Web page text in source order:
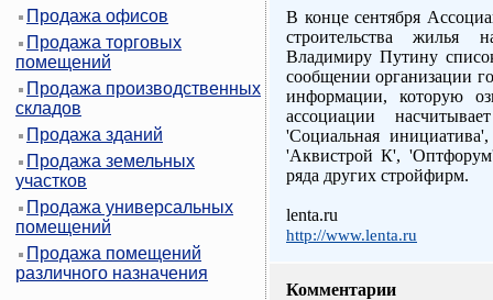
Продажа офисов
Продажа торговых
помещений
Продажа производственных
складов
Продажа зданий
Продажа земельных
участков
Продажа универсальных
помещений
Продажа помещений
различного назначения
В конце сентября
строительства жилья
Владимиру Путину
сообщении организации
информации, которую
ассоциации
'Социальная
'Аквистрой К',
ряда других стройфирм.
lenta.ru
http://www.lenta.ru
Комментарии